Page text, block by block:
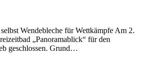
Wendebleche für Wettkämpfe Am 2.
„Panoramablick“ für den
geschlossen. Grund…